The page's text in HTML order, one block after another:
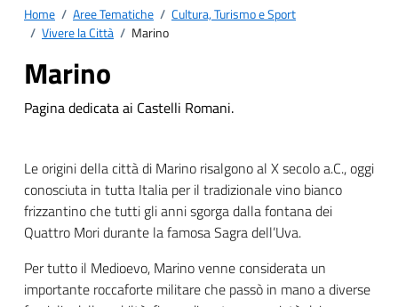
Home / Aree Tematiche / Cultura, Turismo e Sport
/ Vivere la Città / Marino
Marino
Pagina dedicata ai Castelli Romani.
Le origini della città di Marino risalgono al X secolo a.C., oggi
conosciuta in tutta Italia per il tradizionale vino bianco
frizzantino che tutti gli anni sgorga dalla fontana dei
Quattro Mori durante la famosa Sagra dell’Uva.
Per tutto il Medioevo, Marino venne considerata un
importante roccaforte militare che passò in mano a diverse